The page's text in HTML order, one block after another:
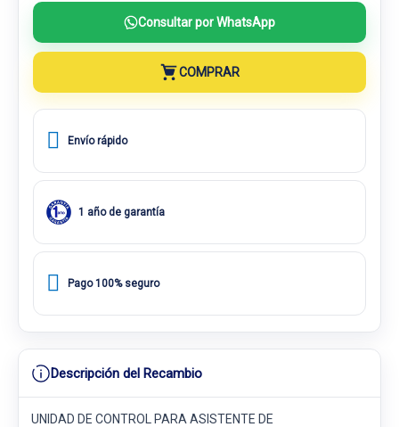
Consultar por WhatsApp
COMPRAR
Envío rápido
1 año de garantía
Pago 100% seguro
Descripción del Recambio
UNIDAD DE CONTROL PARA ASISTENTE DE